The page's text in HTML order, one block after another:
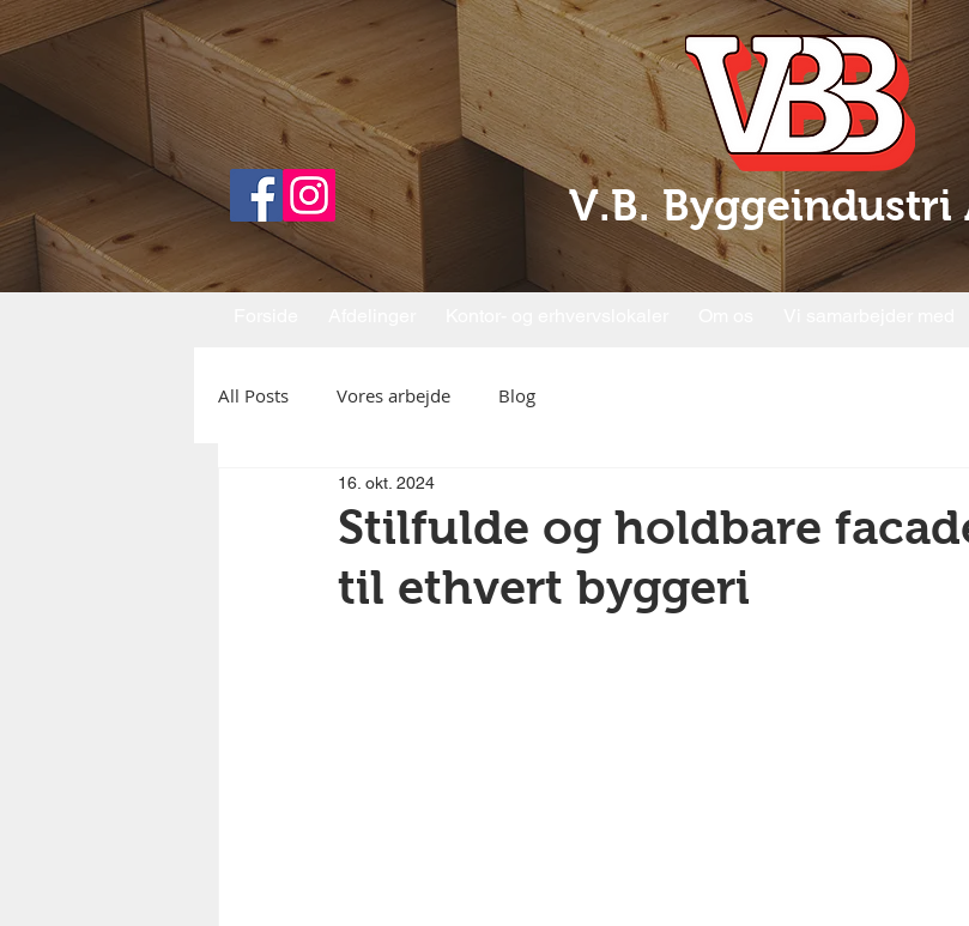
V.B. Byggeindustri
All Posts Vores arbejde Blog
Stilfulde og holdbare
til ethvert byggeri
16. okt. 2024